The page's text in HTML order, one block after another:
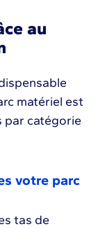
au
matériel est
par catégorie
votre parc
tas de